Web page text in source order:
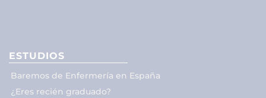
ESTUDIOS
Baremos de Enfermería en España
¿Eres recién graduado?